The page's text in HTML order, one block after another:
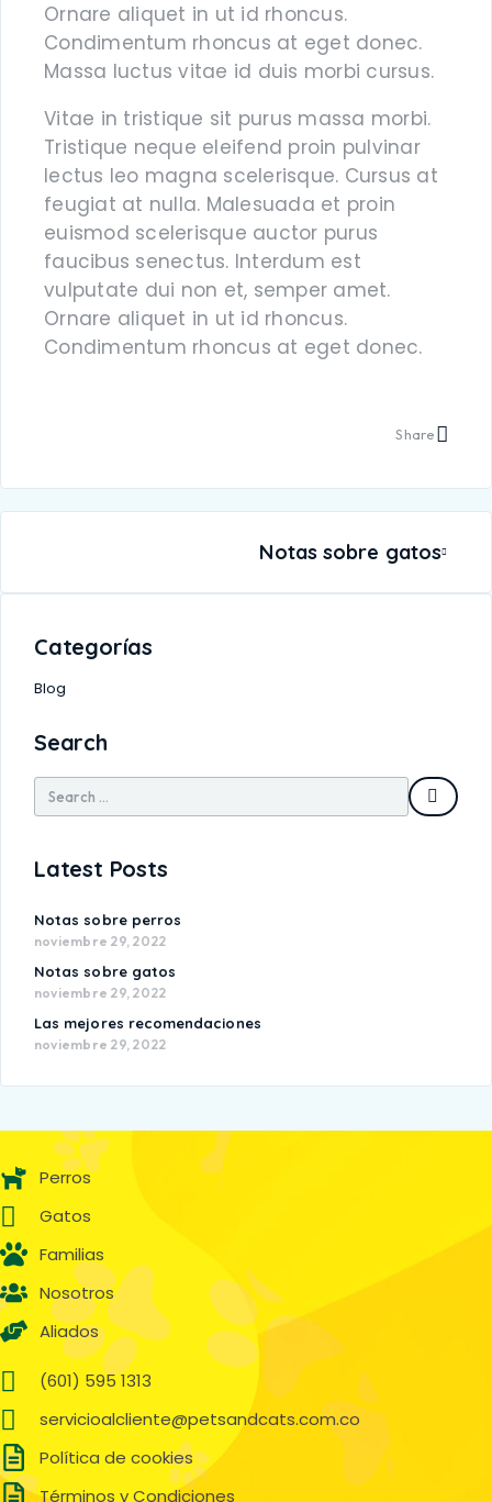
Ornare aliquet in ut id rhoncus.
Condimentum rhoncus at eget donec.
Massa luctus vitae id duis morbi cursus.
Vitae in tristique sit purus massa morbi.
Tristique neque eleifend proin pulvinar
lectus leo magna scelerisque. Cursus at
feugiat at nulla. Malesuada et proin
euismod scelerisque auctor purus
faucibus senectus. Interdum est
vulputate dui non et, semper amet.
Ornare aliquet in ut id rhoncus.
Condimentum rhoncus at eget donec.
Share
Notas sobre gatos
Categorías
Blog
Search
Latest Posts
Notas sobre perros
noviembre 29, 2022
Notas sobre gatos
noviembre 29, 2022
Las mejores recomendaciones
noviembre 29, 2022
Perros
Gatos
Familias
Nosotros
Aliados
(601) 595 1313
servicioalcliente@petsandcats.com.co
Política de cookies
Términos y Condiciones